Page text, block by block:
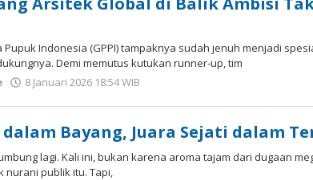
Pupuk Indonesia (GPPI) tampaknya sudah jenuh menjadi
Demi memutus kutukan runner-up, tim
8 Januari 2026 18:54 WIB
Bayang, Juara Sejati dalam
lagi. Kali ini, bukan karena aroma tajam dari dugaan
nurani publik itu. Tapi,